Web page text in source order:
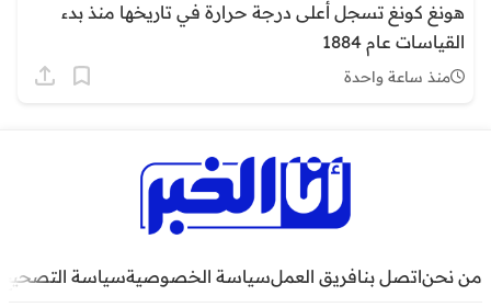
هونغ كونغ تسجل أعلى درجة حرارة في تاريخها منذ بدء
القياسات عام 1884
منذ ساعة واحدة
من نحناتصل بنافريق العملسياسة الخصوصيةسياسة التصحيح